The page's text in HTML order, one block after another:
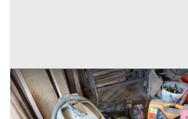
4#8326 Levigatrici orbitali e fresatrici
Prezzo
1.477 €